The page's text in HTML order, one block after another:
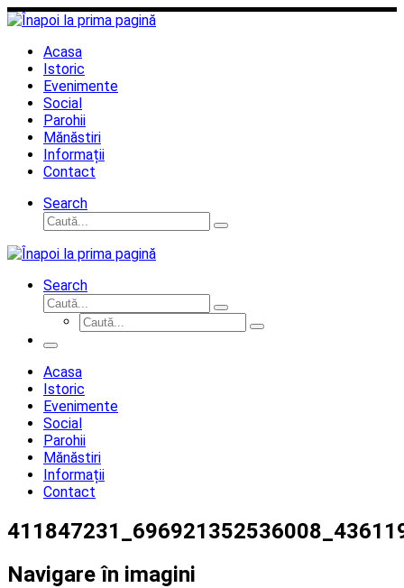
Sari
la
conținutAcasa
Istoric
Evenimente
Social
Parohii
Mănăstiri
Informații
Contact
Search
Căutare
Caută...
Search
Căutare
Caută...
Căutare
Caută...
Meniu
Acasa
Istoric
Evenimente
Social
Parohii
Mănăstiri
Informații
Contact
Navigare în imagini